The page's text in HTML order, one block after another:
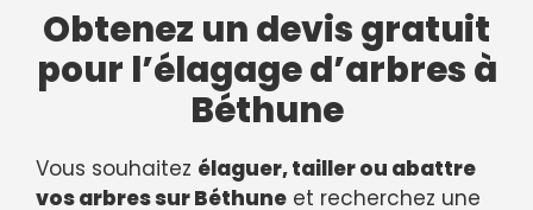
Obtenez un devis gratuit
pour l’élagage d’arbres à
Béthune
Vous souhaitez élaguer, tailler ou abattre
vos arbres sur Béthune et recherchez une